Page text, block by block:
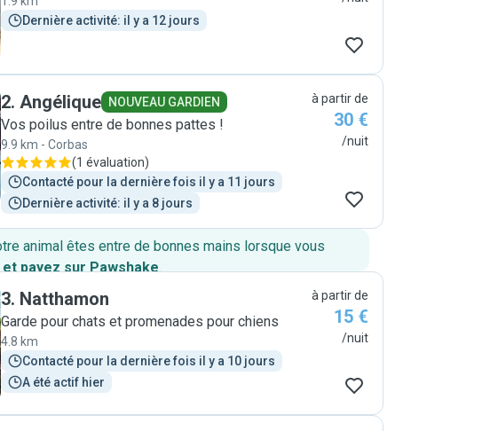
Dernière activité: il y a 12 jours
2. Angélique NOUVEAU GARDIEN
Vos poilus entre de bonnes pattes !
9.9 km - Corbas
(1 évaluation)
Contacté pour la dernière fois il y a 11 jours
Dernière activité: il y a 8 jours
à partir de
30 €
/nuit
animal êtes entre de bonnes mains lorsque vous
payez sur Pawshake.
3. Natthamon
Garde pour chats et promenades pour chiens
4.8 km
Contacté pour la dernière fois il y a 10 jours
A été actif hier
à partir de
15 €
/nuit